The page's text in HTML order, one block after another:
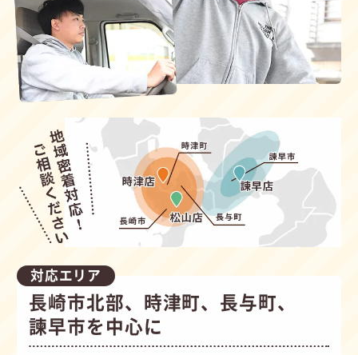
対応エリア
長崎市北部、時津町、長与町、
諫早市を中心に